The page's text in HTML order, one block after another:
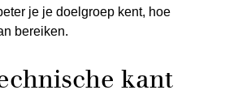
je je doelgroep kent, hoe
bereiken.
kant